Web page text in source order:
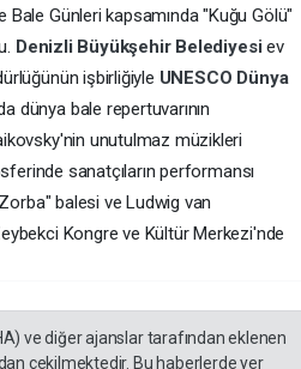
Günleri kapsamında "Kuğu Gölü"
Denizli Büyükşehir Belediyesiev
işbirliğiyle UNESCO Dünya
dünya bale repertuvarının
unutulmaz müzikleri
sanatçıların performansı
balesi ve Ludwig van
Kongre ve Kültür Merkezi'nde
ve diğer ajanslar tarafından eklenen
çekilmektedir. Bu haberlerde yer